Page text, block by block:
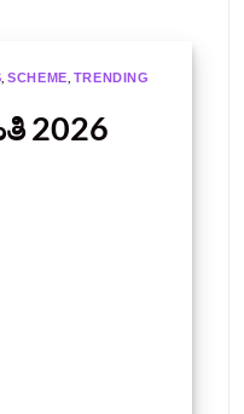
,SCHEME TRENDING
2026